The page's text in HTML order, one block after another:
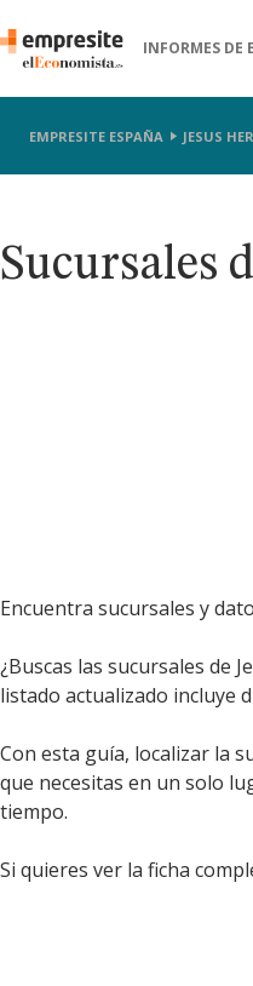
INFORMES DE
EMPRESITE ESPAÑA JESUS
Sucursales
Encuentra sucursales y
¿Buscas las sucursales de
listado actualizado incluye
Con esta guía, localizar la
que necesitas en un solo
tiempo.
Si quieres ver la ficha